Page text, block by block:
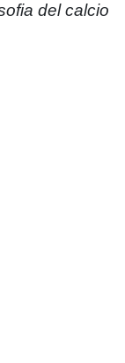
del calcio